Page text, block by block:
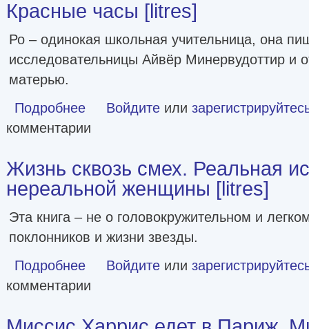
Красные часы [litres]
Ро – одинокая школьная учительница, она
исследовательницы Айвёр Минервудоттир и
матерью.
Подробнее о Красные часы [litres]
Войдите или
комментарии
Жизнь сквозь смех. Реальная
нереальной женщины [litres]
Эта книга – не о головокружительном и
поклонников и жизни звезды.
Подробнее о Жизнь сквозь смех. Реальная история нереальной
Войдите или
комментарии